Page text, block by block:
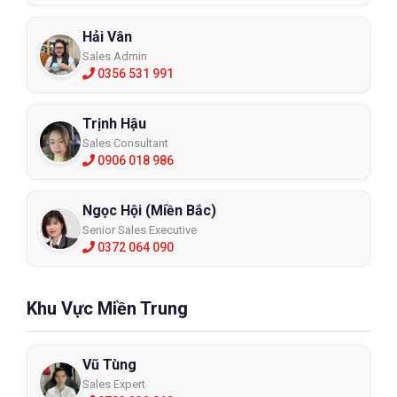
XEM CHI TIẾT
Hải Vân
Sales Admin
0356 531 991
Trịnh Hậu
Sales Consultant
0906 018 986
Ngọc Hội (Miền Bắc)
Senior Sales Executive
0372 064 090
Khu Vực Miền Trung
Vũ Tùng
Sales Expert